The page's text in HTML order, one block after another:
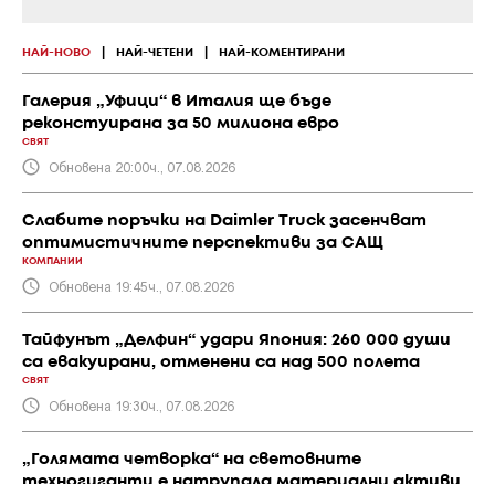
НАЙ-НОВО НАЙ-ЧЕТЕНИ НАЙ-КОМЕНТИРАНИ
Галерия „Уфици“ в Италия ще бъде
реконстуирана за 50 милиона евро
СВЯТ
Обновена 20:00ч., 07.08.2026
Слабите поръчки на Daimler Truck засенчват
оптимистичните перспективи за САЩ
КОМПАНИИ
Обновена 19:45ч., 07.08.2026
Тайфунът „Делфин“ удари Япония: 260 000 души
са евакуирани, отменени са над 500 полета
СВЯТ
Обновена 19:30ч., 07.08.2026
„Голямата четворка“ на световните